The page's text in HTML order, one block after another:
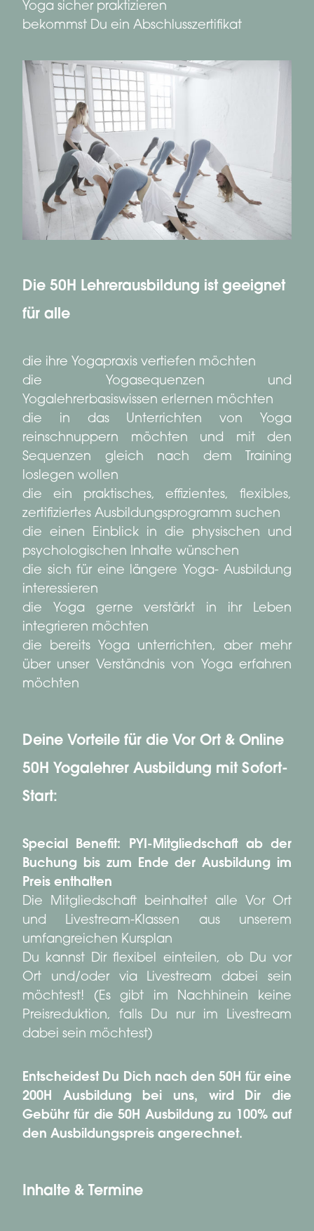
Yoga sicher praktizieren
bekommst Du ein Abschlusszertifikat
Die 50H Lehrerausbildung ist geeignet
für alle
die ihre Yogapraxis vertiefen möchten
die Yogasequenzen und
Yogalehrerbasiswissen erlernen möchten
die in das Unterrichten von Yoga
reinschnuppern möchten und mit den
Sequenzen gleich nach dem Training
loslegen wollen
die ein praktisches, effizientes, flexibles,
zertifiziertes Ausbildungsprogramm suchen
die einen Einblick in die physischen und
psychologischen Inhalte wünschen
die sich für eine längere Yoga- Ausbildung
interessieren
die Yoga gerne verstärkt in ihr Leben
integrieren möchten
die bereits Yoga unterrichten, aber mehr
über unser Verständnis von Yoga erfahren
möchten
Deine Vorteile für die Vor Ort & Online
50H Yogalehrer Ausbildung mit Sofort-
Start:
Special Benefit: PYI-Mitgliedschaft ab der
Buchung bis zum Ende der Ausbildung im
Preis enthalten
Die Mitgliedschaft beinhaltet alle Vor Ort
und Livestream-Klassen aus unserem
umfangreichen Kursplan
Du kannst Dir flexibel einteilen, ob Du vor
Ort und/oder via Livestream dabei sein
möchtest! (Es gibt im Nachhinein keine
Preisreduktion, falls Du nur im Livestream
dabei sein möchtest)
Entscheidest Du Dich nach den 50H für eine
200H Ausbildung bei uns, wird Dir die
Gebühr für die 50H Ausbildung zu 100% auf
den Ausbildungspreis angerechnet.
Inhalte & Termine